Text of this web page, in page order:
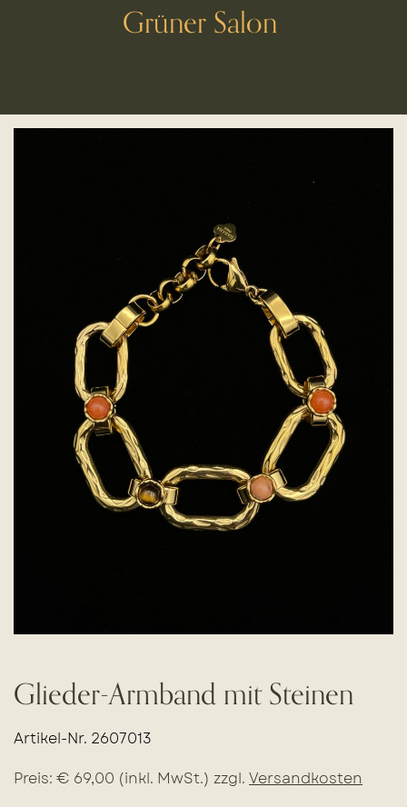
Grüner Salon
Glieder-Armband mit Steinen
Artikel-Nr. 2607013
Preis: € 69,00 (inkl. MwSt.) zzgl. Versandkosten